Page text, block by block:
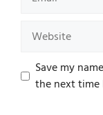
Website
Save my
the next time